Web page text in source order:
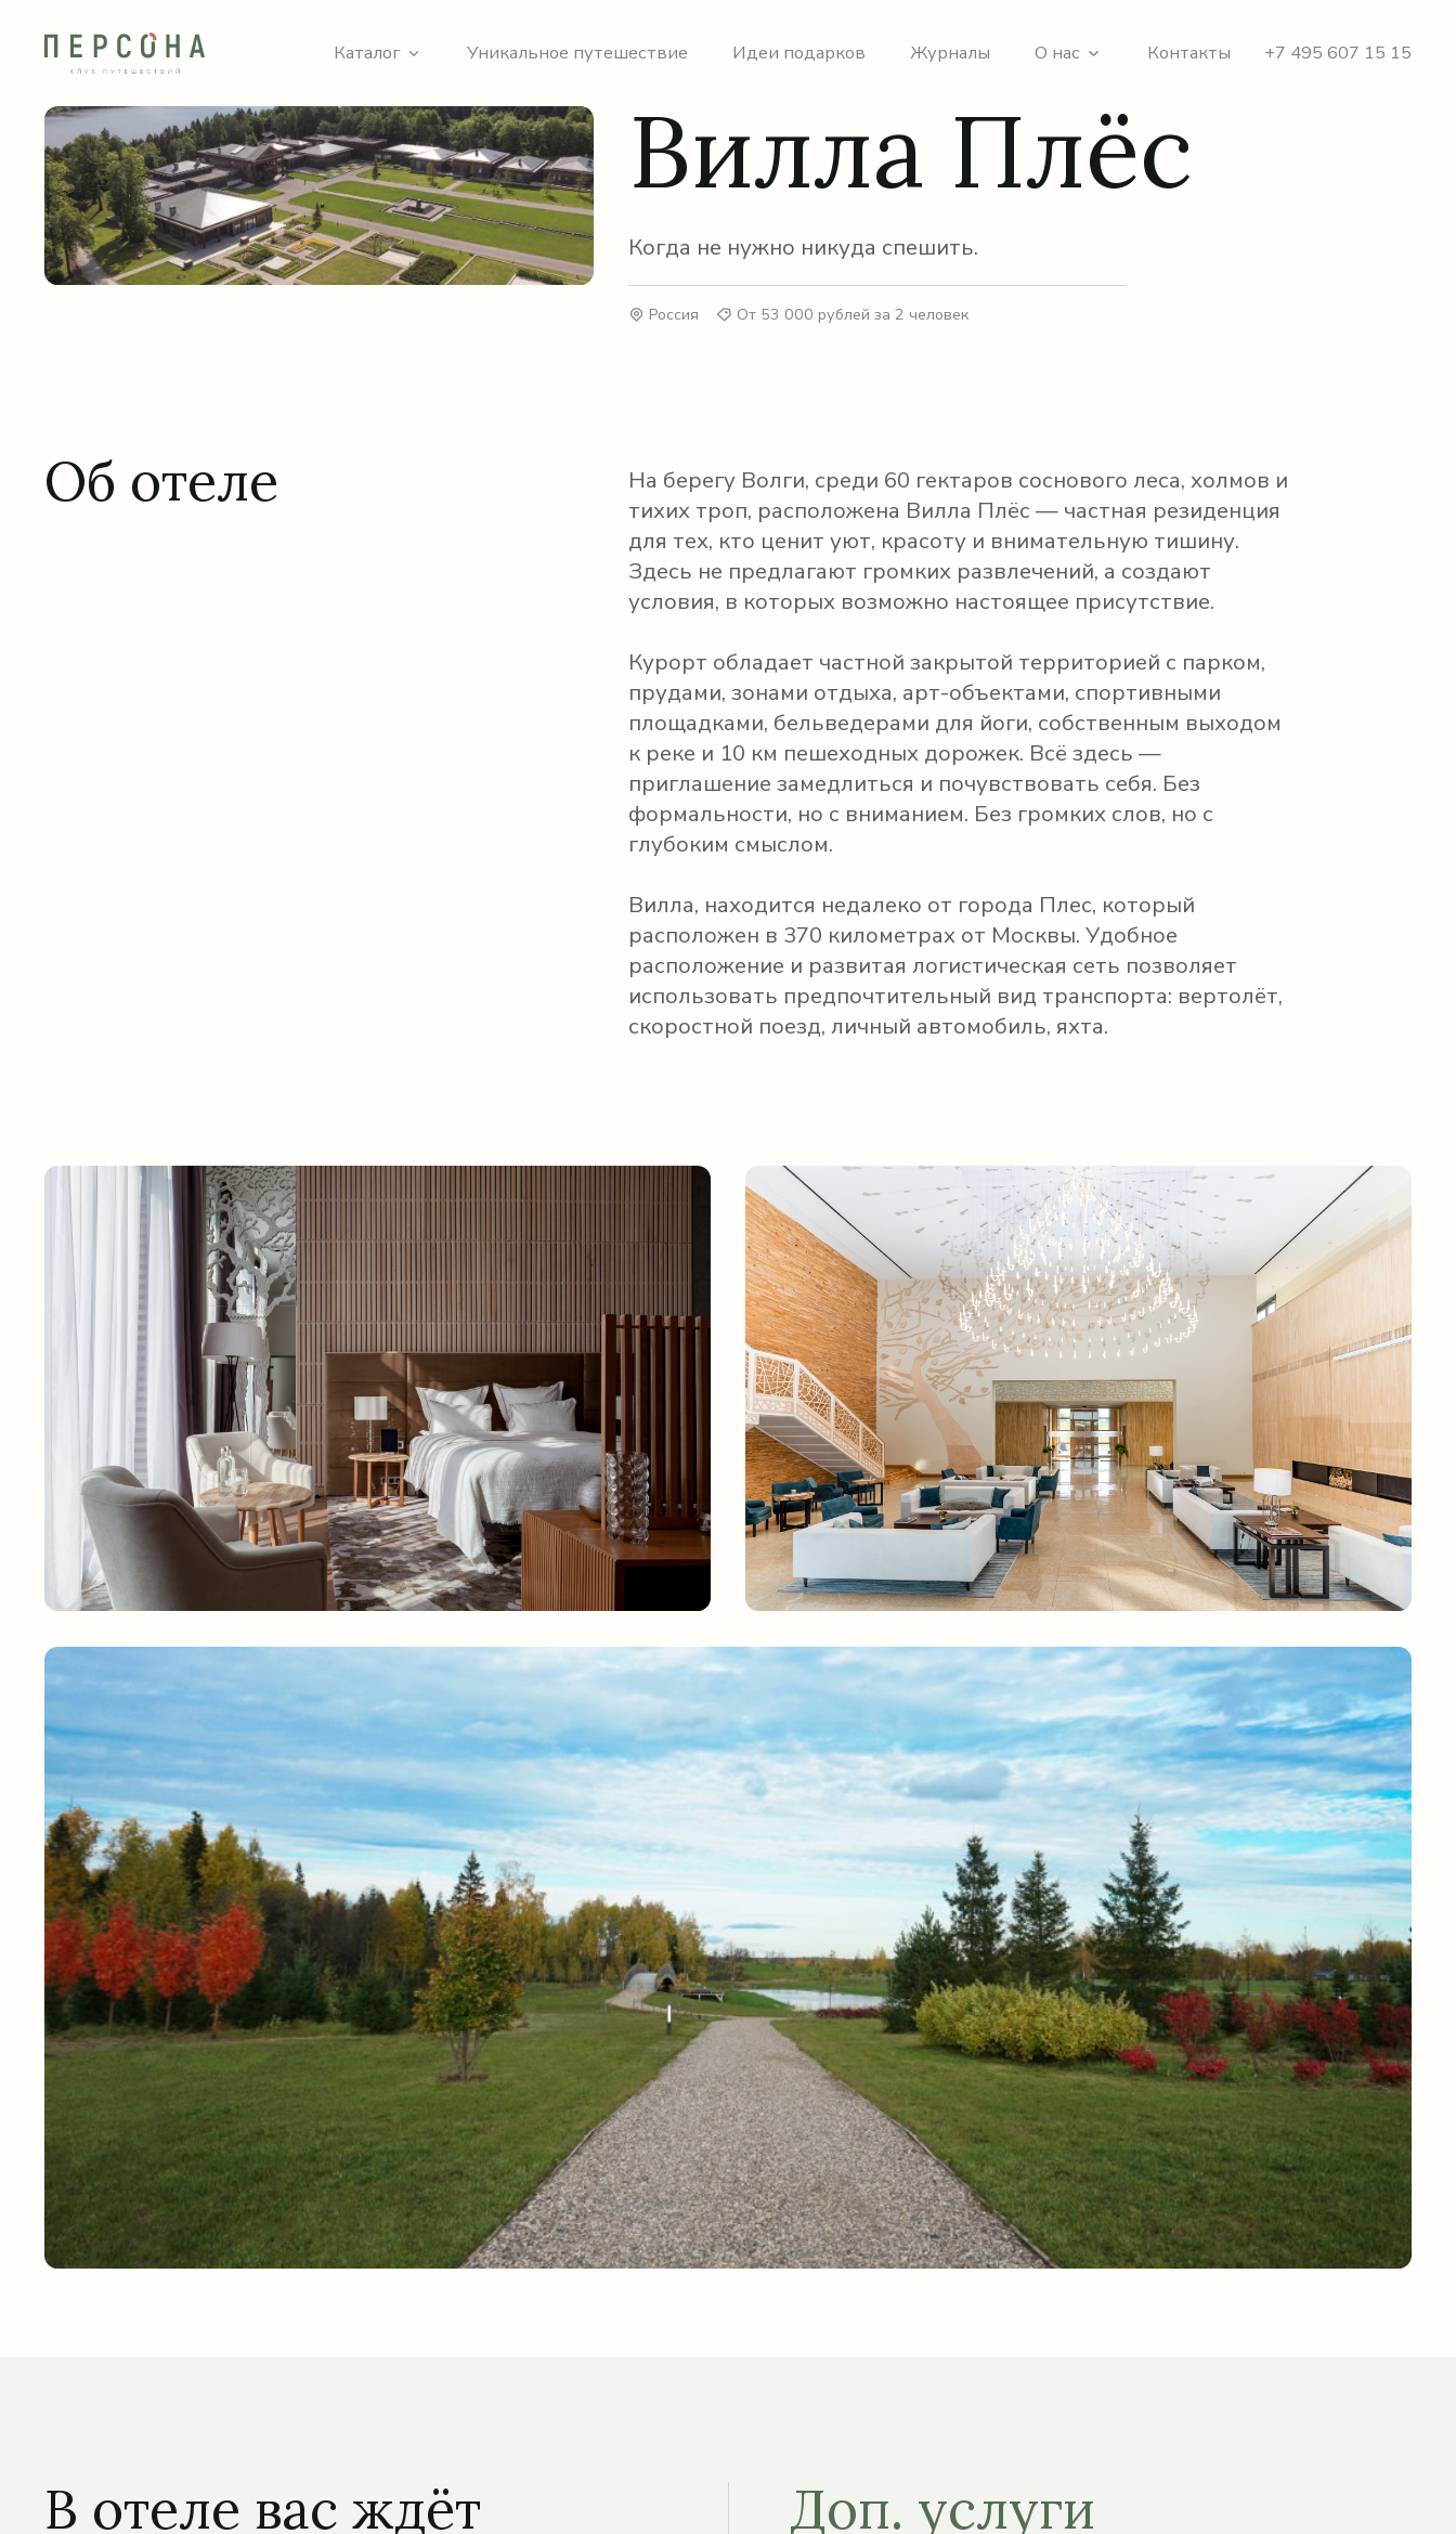
Каталог Уникальное путешествие Идеи подарков Журналы О нас Контакты +7 495 607 15 15
Вилла Плёс
Когда не нужно никуда спешить.
Россия От 53 000 рублей за 2 человек
Об отеле
На берегу Волги, среди 60 гектаров соснового леса, холмов и
тихих троп, расположена Вилла Плёс — частная резиденция
для тех, кто ценит уют, красоту и внимательную тишину.
Здесь не предлагают громких развлечений, а создают
условия, в которых возможно настоящее присутствие.
Курорт обладает частной закрытой территорией с парком,
прудами, зонами отдыха, арт-объектами, спортивными
площадками, бельведерами для йоги, собственным выходом
к реке и 10 км пешеходных дорожек. Всё здесь —
приглашение замедлиться и почувствовать себя. Без
формальности, но с вниманием. Без громких слов, но с
глубоким смыслом.
Вилла, находится недалеко от города Плес, который
расположен в 370 километрах от Москвы. Удобное
расположение и развитая логистическая сеть позволяет
использовать предпочтительный вид транспорта: вертолёт,
скоростной поезд, личный автомобиль, яхта.
В отеле вас ждёт Доп. услуги